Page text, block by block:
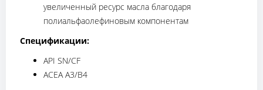
увеличенный ресурс масла благодаря
полиальфаолефиновым компонентам
Спецификации:
API SN/CF
ACEA A3/B4